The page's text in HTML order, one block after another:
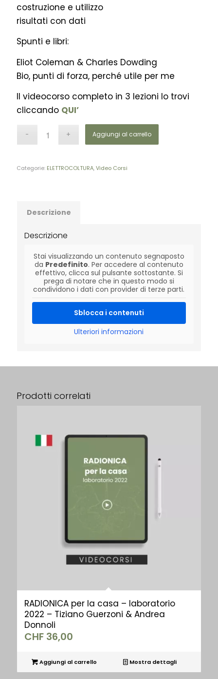
costruzione e utilizzo
risultati con dati
Spunti e libri:
Eliot Coleman & Charles Dowding
Bio, punti di forza, perché utile per me
Il videocorso completo in 3 lezioni lo trovi
cliccando QUI’
Aggiungi al carrello
Categorie: ELETTROCOLTURA,Video Corsi
Descrizione
Descrizione
Stai visualizzando un contenuto segnaposto
da Predefinito. Per accedere al contenuto
effettivo, clicca sul pulsante sottostante. Si
prega di notare che in questo modo si
condividono i dati con provider di terze parti.
Sblocca i contenuti
Ulteriori informazioni
Prodotti correlati
RADIONICA per la casa – laboratorio
2022 – Tiziano Guerzoni & Andrea
Donnoli
CHF36,00
Aggiungi al carrello Mostra dettagli